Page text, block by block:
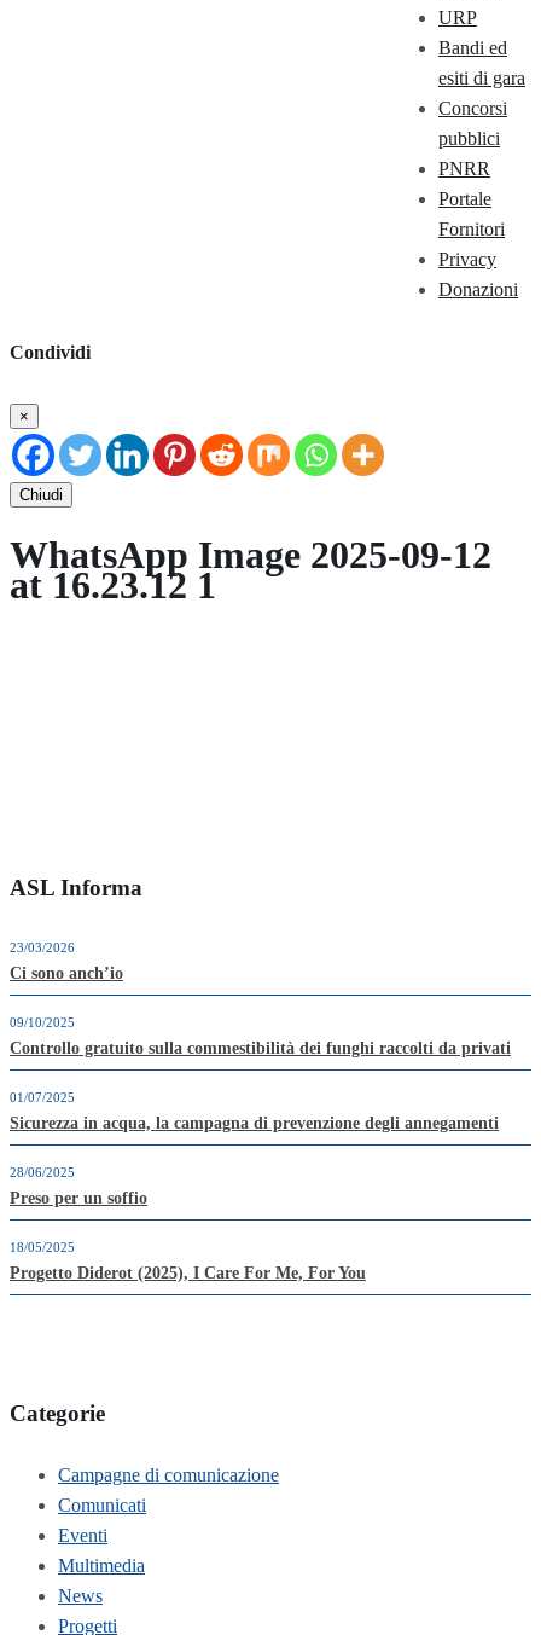
URP
Bandi ed
esiti di gara
Concorsi
pubblici
PNRR
Portale
Fornitori
Privacy
Donazioni
Condividi
×
Chiudi
WhatsApp Image 2025-09-12
at 16.23.12 1
ASL Informa
23/03/2026
Ci sono anch’io
09/10/2025
Controllo gratuito sulla commestibilità dei funghi raccolti da privati
01/07/2025
Sicurezza in acqua, la campagna di prevenzione degli annegamenti
28/06/2025
Preso per un soffio
18/05/2025
Progetto Diderot (2025), I Care For Me, For You
Categorie
Campagne di comunicazione
Comunicati
Eventi
Multimedia
News
Progetti